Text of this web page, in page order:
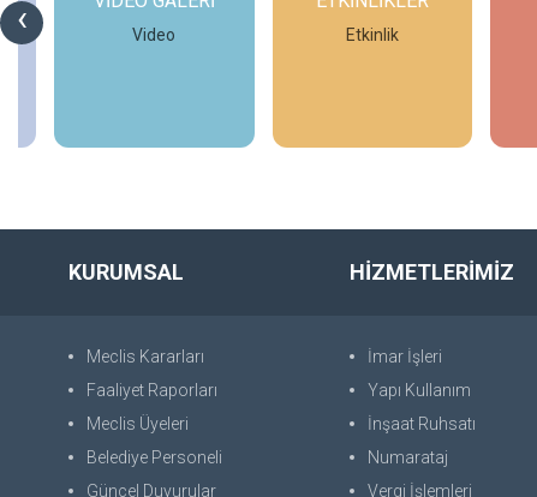
‹ Video Etkinlik
KURUMSAL
Meclis Kararları
Faaliyet Raporları
Meclis Üyeleri
Belediye Personeli
Güncel Duyurular
HİZMETLERİMİZ
İmar İşleri
Yapı Kullanım
İnşaat Ruhsatı
Numarataj
Vergi İşlemleri